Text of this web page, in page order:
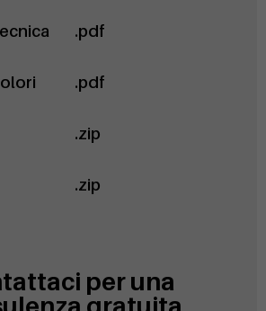
.pdf
.pdf
.zip
.zip
per una